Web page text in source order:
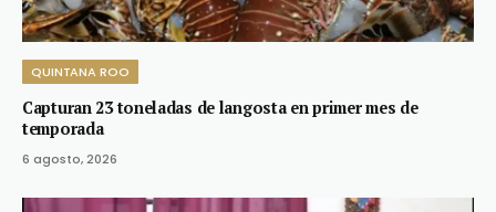
QUINTANA ROO
Capturan 23 toneladas de langosta en primer mes de
temporada
6 agosto, 2026